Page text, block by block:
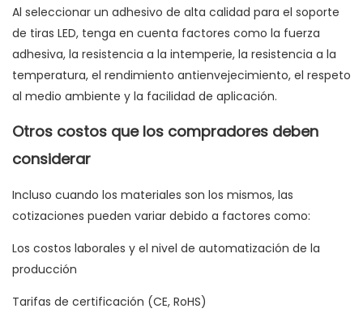
Al seleccionar un adhesivo de alta calidad para el soporte
de tiras LED, tenga en cuenta factores como la fuerza
adhesiva, la resistencia a la intemperie, la resistencia a la
temperatura, el rendimiento antienvejecimiento, el respeto
al medio ambiente y la facilidad de aplicación.
Otros costos que los compradores deben
considerar
Incluso cuando los materiales son los mismos, las
cotizaciones pueden variar debido a factores como:
Los costos laborales y el nivel de automatización de la
producción
Tarifas de certificación (CE, RoHS)